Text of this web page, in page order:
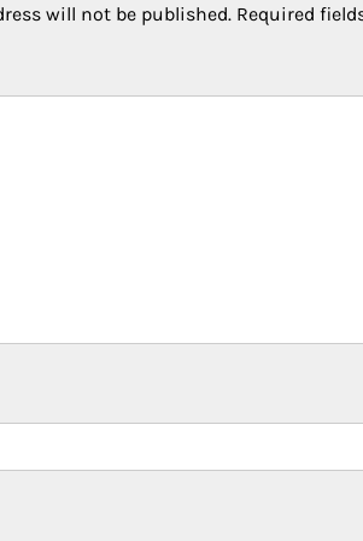
will not be published. Required